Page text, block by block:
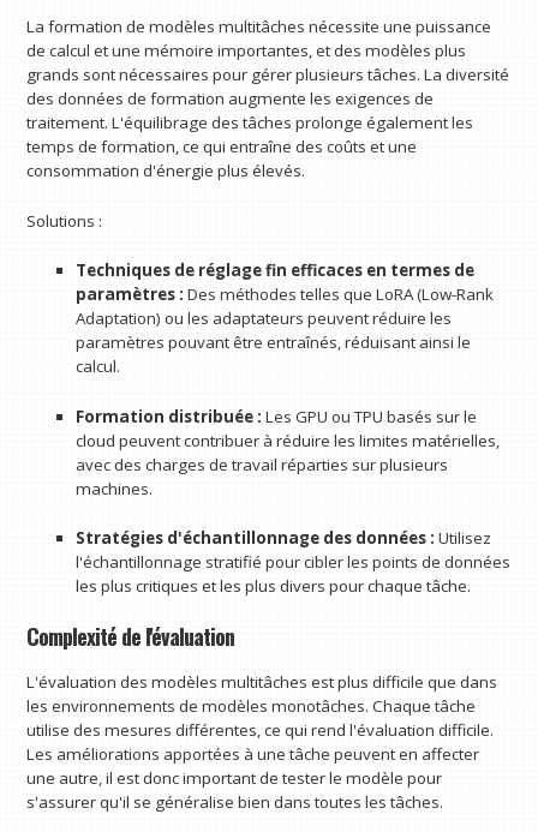
La formation de modèles multitâches nécessite une puissance
de calcul et une mémoire importantes, et des modèles plus
grands sont nécessaires pour gérer plusieurs tâches. La diversité
des données de formation augmente les exigences de
traitement. L'équilibrage des tâches prolonge également les
temps de formation, ce qui entraîne des coûts et une
consommation d'énergie plus élevés.
Solutions :
Techniques de réglage fin efficaces en termes de
paramètres : Des méthodes telles que LoRA (Low-Rank
Adaptation) ou les adaptateurs peuvent réduire les
paramètres pouvant être entraînés, réduisant ainsi le
calcul.
Formation distribuée : Les GPU ou TPU basés sur le
cloud peuvent contribuer à réduire les limites matérielles,
avec des charges de travail réparties sur plusieurs
machines.
Stratégies d'échantillonnage des données : Utilisez
l'échantillonnage stratifié pour cibler les points de données
les plus critiques et les plus divers pour chaque tâche.
Complexité de l'évaluation
L'évaluation des modèles multitâches est plus difficile que dans
les environnements de modèles monotâches. Chaque tâche
utilise des mesures différentes, ce qui rend l'évaluation difficile.
Les améliorations apportées à une tâche peuvent en affecter
une autre, il est donc important de tester le modèle pour
s'assurer qu'il se généralise bien dans toutes les tâches.